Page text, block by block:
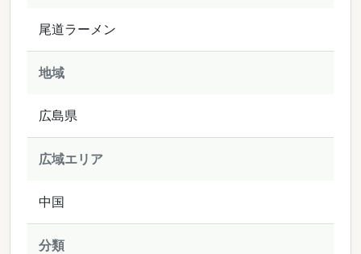
尾道ラーメン
地域
広島県
広域エリア
中国
分類